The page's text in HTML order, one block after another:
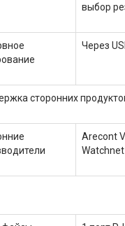
выбор
Через
сторонних
Arecont
Watchnet